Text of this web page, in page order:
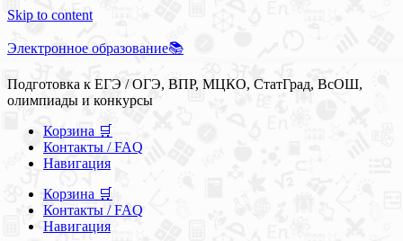
Skip to content
Электронное образование📚
Подготовка к ЕГЭ / ОГЭ, ВПР, МЦКО, СтатГрад, ВсОШ,
олимпиады и конкурсы
Корзина 🛒
Контакты / FAQ
Навигация
Корзина 🛒
Контакты / FAQ
Навигация